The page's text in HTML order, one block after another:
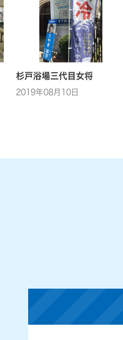
杉戸浴場三代目女将
2019年08月10日